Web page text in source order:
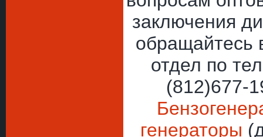
заключения
обращайтесь
отдел по
(812)677-
генераторы